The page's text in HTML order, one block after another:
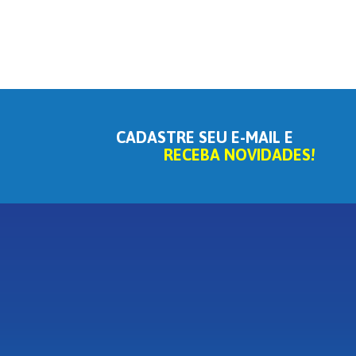
CADASTRE SEU E-MAIL E
RECEBA NOVIDADES!